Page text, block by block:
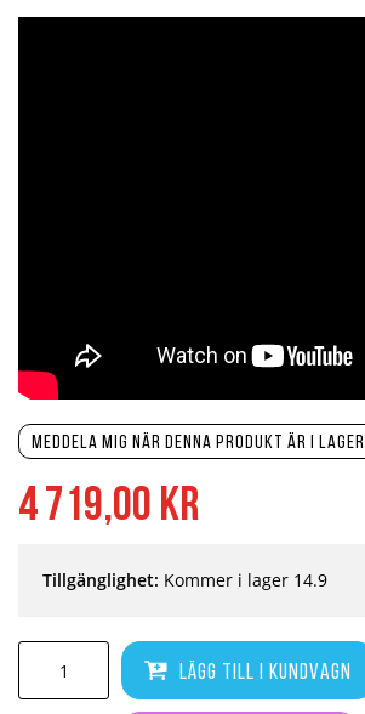
4 719,00 kr
Meddela mig när denna produkt är i lager
Lägg till i kundvagn
Tillgänglighet: Kommer i lager 14.9